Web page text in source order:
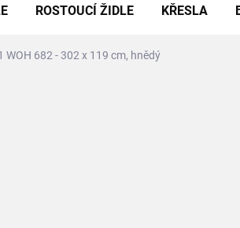
ROSTOUCÍ ŽIDLE KŘESLA
WOH 682 - 302 x 119 cm, hnědý